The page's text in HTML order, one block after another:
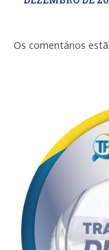
Os comentários